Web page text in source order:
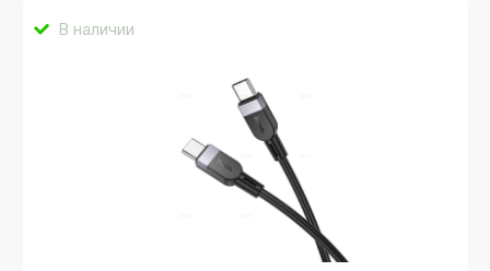
В наличии